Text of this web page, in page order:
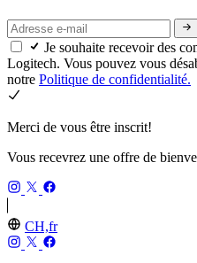
Je souhaite recevoir des
Logitech. Vous pouvez vous
notre Politique de confidentialité.
Merci de vous être inscrit!
Vous recevrez une offre de
CH,fr